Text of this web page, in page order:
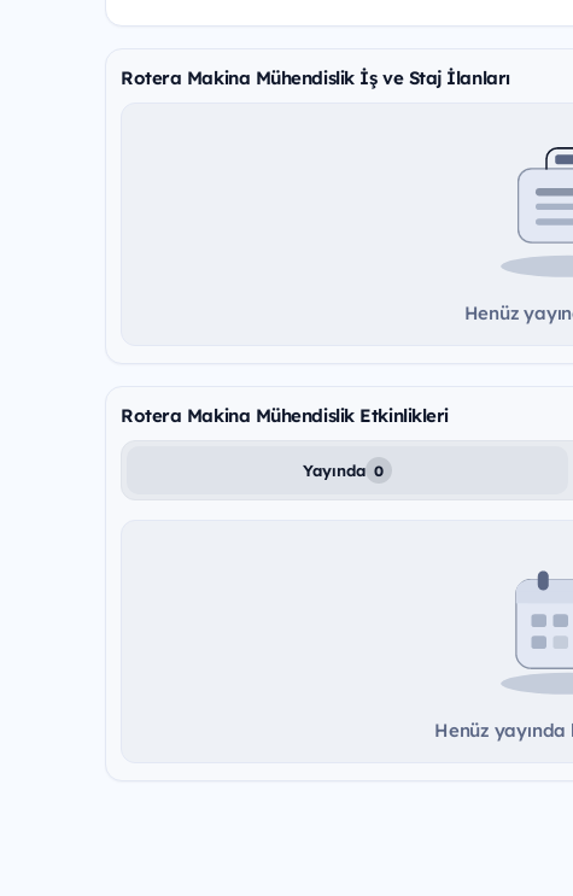
Rotera Makina Mühendislik İş ve Staj İlanları
Henüz
Rotera Makina Mühendislik Etkinlikleri
Yayında 0
Henüz